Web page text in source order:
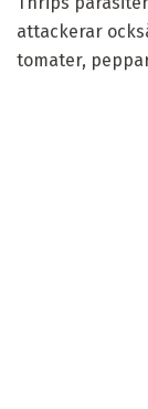
attackerar
tomater,